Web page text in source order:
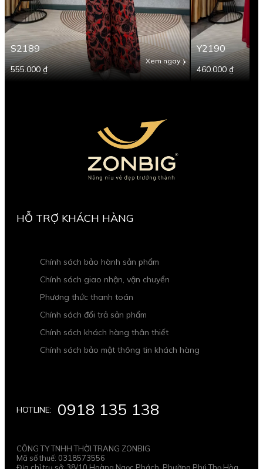
555.000 ₫
Xem ngay
S2189
460.000 ₫
Y2190
HOTLINE: 0918 135 138
CÔNG TY TNHH THỜI TRANG ZONBIG
Mã số thuế: 0318573556
HỖ TRỢ KHÁCH HÀNG
Chính sách bảo hành sản phẩm
Chính sách giao nhận, vận chuyển
Phương thức thanh toán
Chính sách đổi trả sản phẩm
Chính sách khách hàng thân thiết
Chính sách bảo mật thông tin khách hàng